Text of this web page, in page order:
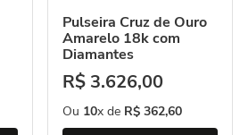
Pulseira Cruz de Ouro
Amarelo 18k com
Diamantes
R$ 3.626,00
Ou 10x de R$ 362,60